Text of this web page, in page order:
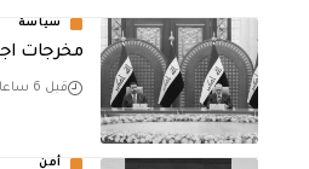
سياسة
مخرجات
قبل 6 ساعات
أمن